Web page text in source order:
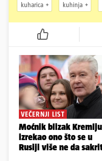
kuharica kuhinja